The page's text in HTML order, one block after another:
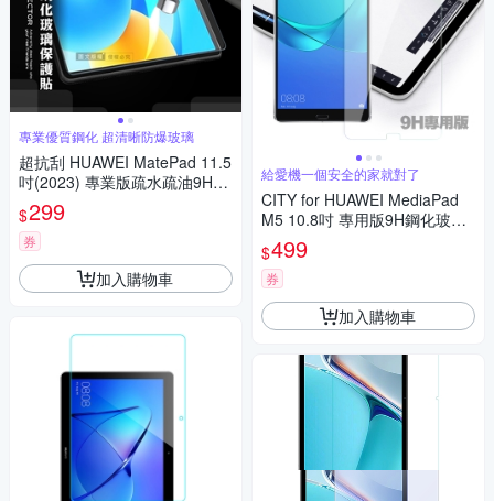
專業優質鋼化 超清晰防爆玻璃
超抗刮 HUAWEI MatePad 11.5
吋(2023) 專業版疏水疏油9H鋼
化玻璃膜 平板玻璃貼
$299
券
加入購物車
給愛機一個安全的家就對了
CITY for HUAWEI MediaPad
M5 10.8吋 專用版9H鋼化玻璃
保護貼
$499
券
加入購物車